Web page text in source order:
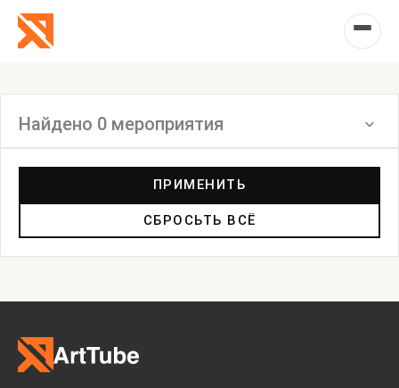
Найдено 0 мероприятия
Дискуссия
Пост-релиз
Пресс-конференция
ПРИМЕНИТЬ
СБРОСЬТЬ ВСЁ